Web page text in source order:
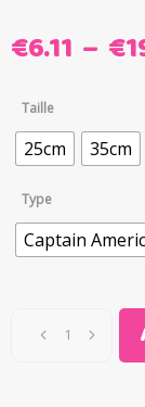
€6.11 – €
Taille
25cm 35cm
Type
Captain